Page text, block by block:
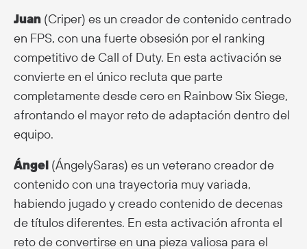
Juan (Criper) es un creador de contenido centrado
en FPS, con una fuerte obsesión por el ranking
competitivo de Call of Duty. En esta activación se
convierte en el único recluta que parte
completamente desde cero en Rainbow Six Siege,
afrontando el mayor reto de adaptación dentro del
equipo.
Ángel (ÁngelySaras) es un veterano creador de
contenido con una trayectoria muy variada,
habiendo jugado y creado contenido de decenas
de títulos diferentes. En esta activación afronta el
reto de convertirse en una pieza valiosa para el